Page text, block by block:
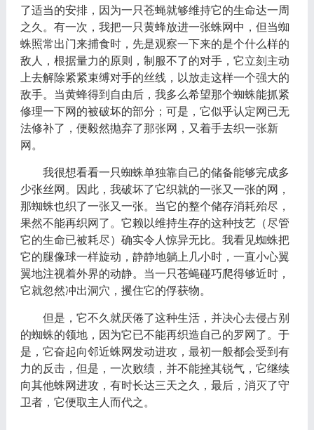
了适当的安排，因为一只苍蝇就够维持它的生命达一周
之久。有一次，我把一只黄蜂放进一张蛛网中，但当蜘
蛛照常出门来捕食时，先是观察一下来的是个什么样的
敌人，根据量力的原则，制服不了的对手，它立刻主动
上去解除紧紧束缚对手的丝线，以放走这样一个强大的
敌手。当黄蜂得到自由后，我多么希望那个蜘蛛能抓紧
修理一下网的被破坏的部分；可是，它似乎认定网已无
法修补了，便毅然抛弃了那张网，又着手去织一张新
网。
我很想看看一只蜘蛛单独靠自己的储备能够完成多
少张丝网。因此，我破坏了它织就的一张又一张的网，
那蜘蛛也织了一张又一张。当它的整个储存消耗殆尽，
果然不能再织网了。它赖以维持生存的这种技艺（尽管
它的生命已被耗尽）确实令人惊异无比。我看见蜘蛛把
它的腿像球一样旋动，静静地躺上几小时，一直小心翼
翼地注视着外界的动静。当一只苍蝇碰巧爬得够近时，
它就忽然冲出洞穴，攫住它的俘获物。
但是，它不久就厌倦了这种生活，并决心去侵占别
的蜘蛛的领地，因为它已不能再织造自己的罗网了。于
是，它奋起向邻近蛛网发动进攻，最初一般都会受到有
力的反击，但是，一次败绩，并不能挫其锐气，它继续
向其他蛛网进攻，有时长达三天之久，最后，消灭了守
卫者，它便取主人而代之。